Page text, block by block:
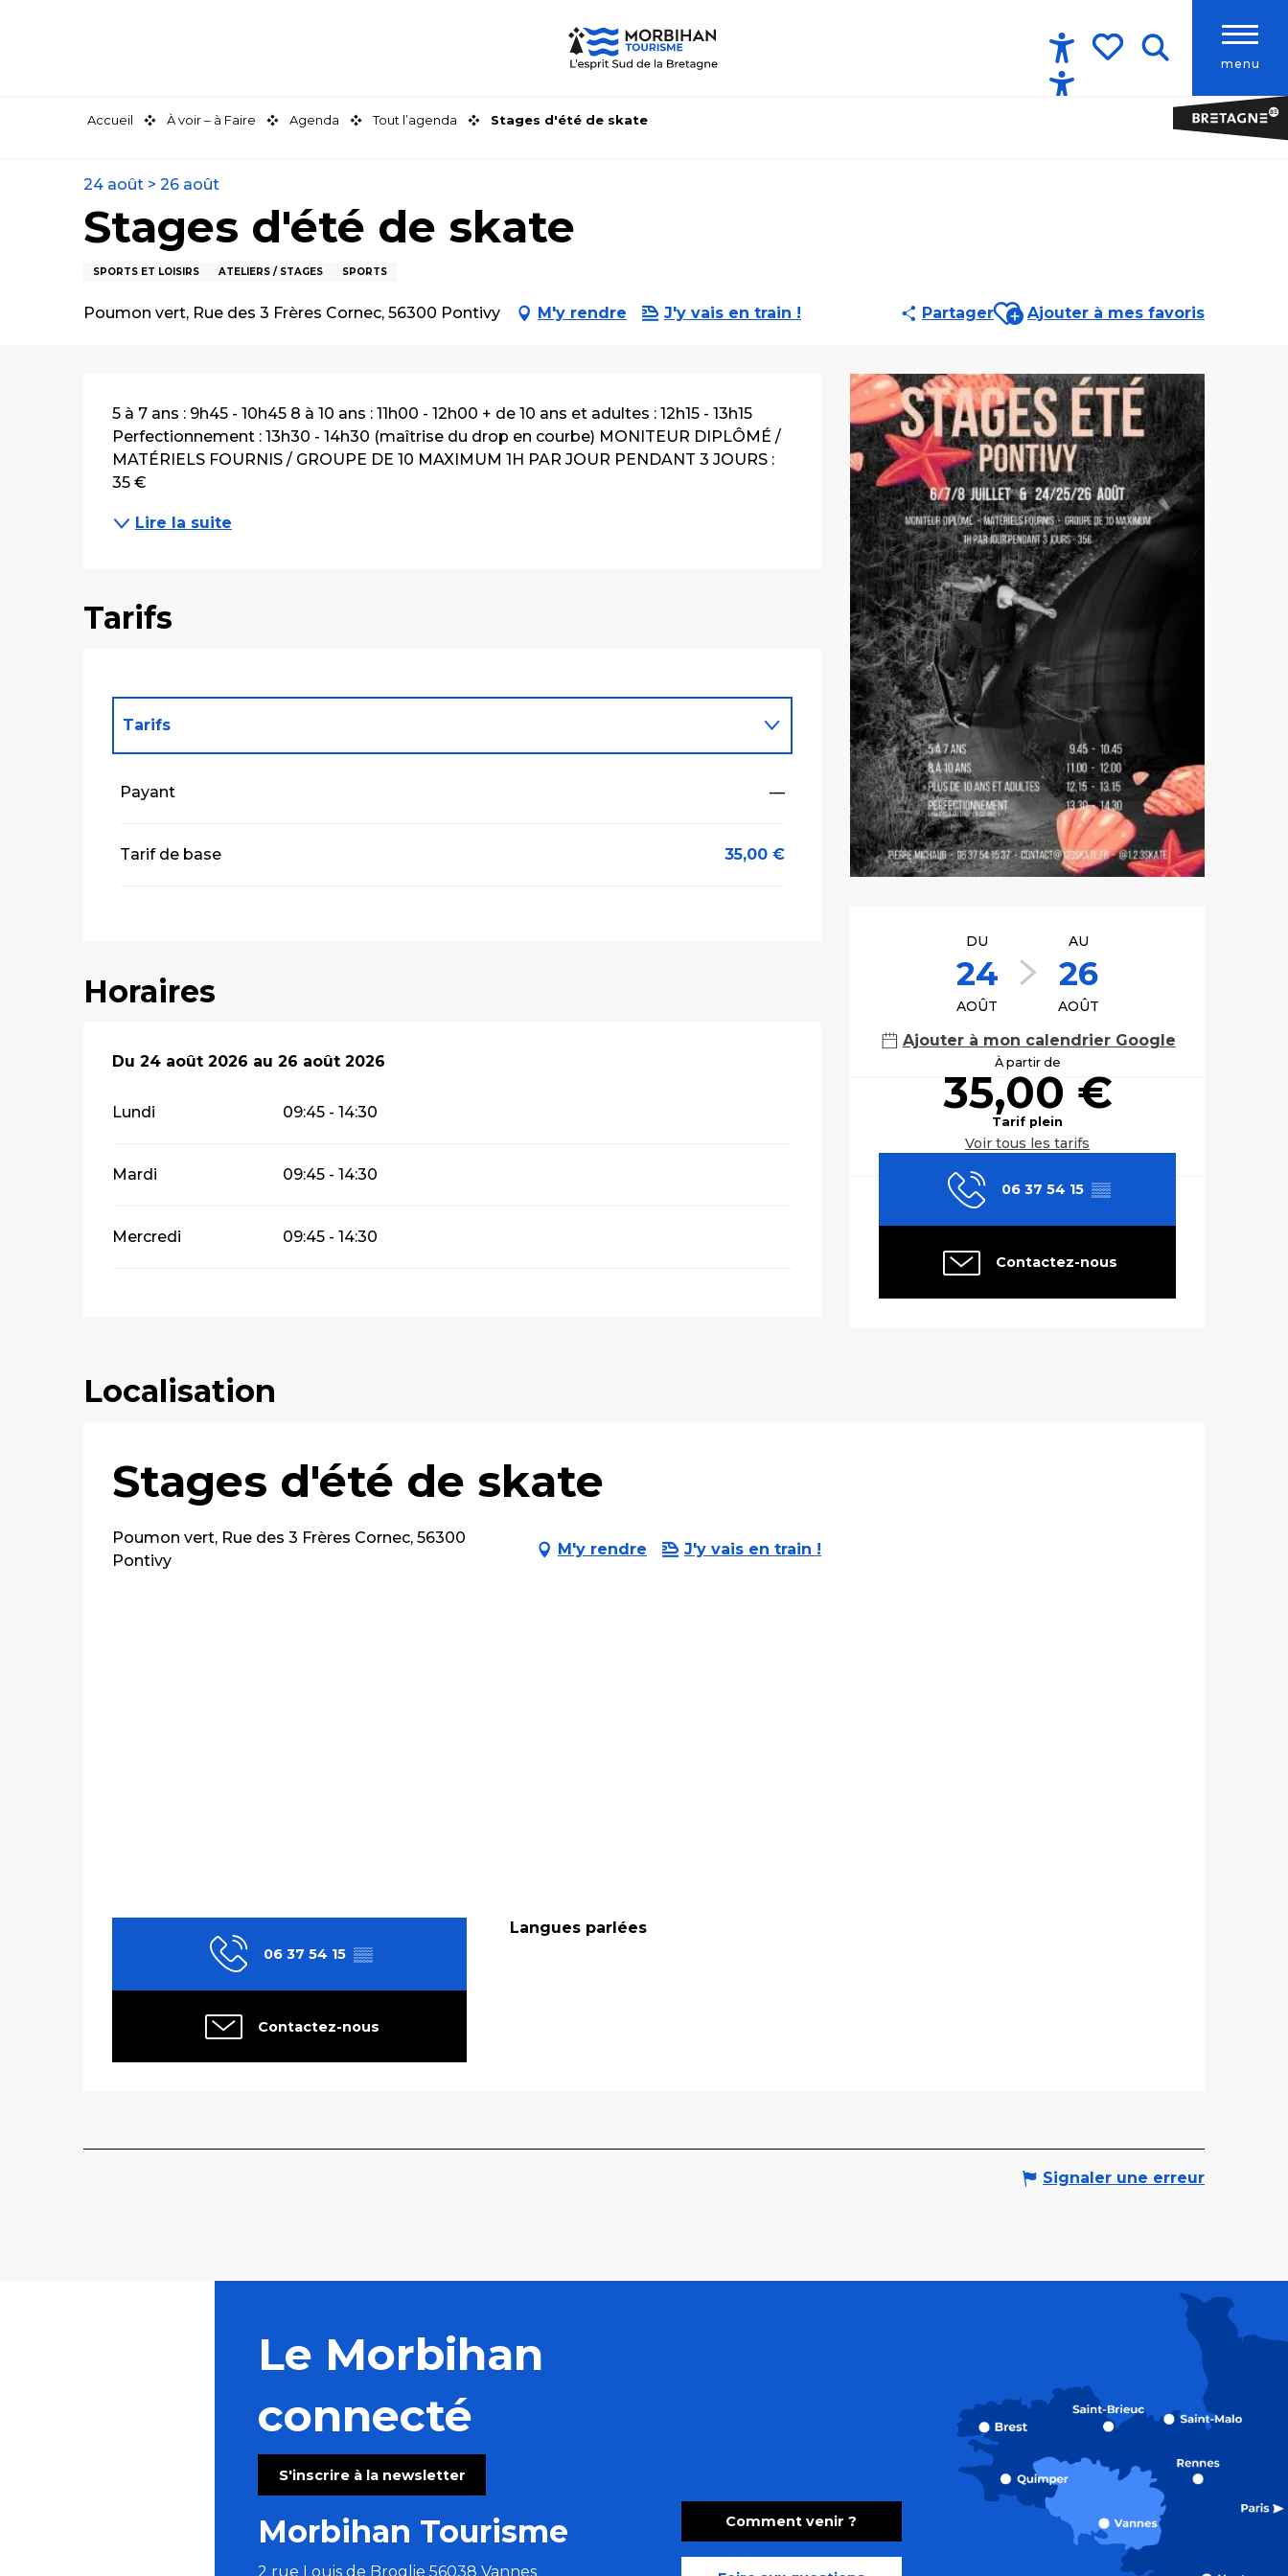
menu
Accessibilité
Accueil À voir – à Faire Agenda Tout l’agenda Stages d'été de skate
24 août > 26 août
Stages d'été de skate
SPORTS ET LOISIRS ATELIERS / STAGES SPORTS
Poumon vert, Rue des 3 Frères Cornec, 56300 Pontivy M'y rendre J'y vais en train ! PartagerAjouter aux favoris
Ajouter à mes favoris
Ouverture et
DU
24
AOÛT
AU
26
AOÛT
Ajouter à mon calendrier Google
À partir de
35,00 €
Tarif plein
Voir tous les tarifs
06 37 54 15 ▒▒
Contactez-nous
Description
5 à 7 ans : 9h45 - 10h45 8 à 10 ans : 11h00 - 12h00 + de 10 ans et adultes : 12h15 - 13h15
Perfectionnement : 13h30 - 14h30 (maîtrise du drop en courbe) MONITEUR DIPLÔMÉ /
MATÉRIELS FOURNIS / GROUPE DE 10 MAXIMUM 1H PAR JOUR PENDANT 3 JOURS :
35 €
Lire la suite
Tarifs
Tarifs
Payant —
Tarif de base 35,00 €
Horaires
Du 24 août 2026 au 26 août 2026
Du 24 août 2026 au 26 août 2026
Lundi 09:45 - 14:30
Mardi 09:45 - 14:30
Mercredi 09:45 - 14:30
Localisation
Stages d'été de skate
Poumon vert, Rue des 3 Frères Cornec, 56300
Pontivy
M'y rendre J'y vais en train !
06 37 54 15 ▒▒
Contactez-nous
Langues parlées
Langues parlées
Signaler une erreur
Le Morbihan
connecté
S'inscrire à la newsletter
Morbihan Tourisme
2 rue Louis de Broglie 56038 Vannes
Comment venir ?